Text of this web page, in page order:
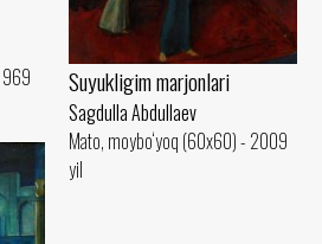
Suyukligim marjonlari
Sagdulla Abdullaev
Mato, moybo‘yoq (60x60) - 2009
yil